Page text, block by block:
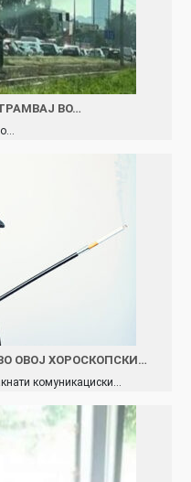
ВО…
ОВОЈ ХОРОСКОПСКИ…
комуникациски…